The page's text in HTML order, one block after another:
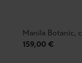
Manila Botanic,
159,00 €